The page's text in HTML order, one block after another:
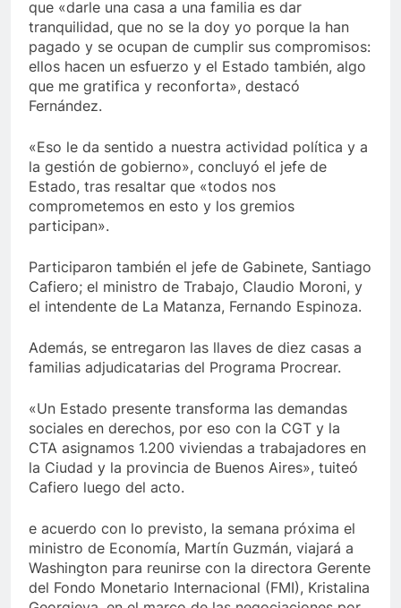
que «darle una casa a una familia es dar
tranquilidad, que no se la doy yo porque la han
pagado y se ocupan de cumplir sus compromisos:
ellos hacen un esfuerzo y el Estado también, algo
que me gratifica y reconforta», destacó
Fernández.
«Eso le da sentido a nuestra actividad política y a
la gestión de gobierno», concluyó el jefe de
Estado, tras resaltar que «todos nos
comprometemos en esto y los gremios
participan».
Participaron también el jefe de Gabinete, Santiago
Cafiero; el ministro de Trabajo, Claudio Moroni, y
el intendente de La Matanza, Fernando Espinoza.
Además, se entregaron las llaves de diez casas a
familias adjudicatarias del Programa Procrear.
«Un Estado presente transforma las demandas
sociales en derechos, por eso con la CGT y la
CTA asignamos 1.200 viviendas a trabajadores en
la Ciudad y la provincia de Buenos Aires», tuiteó
Cafiero luego del acto.
e acuerdo con lo previsto, la semana próxima el
ministro de Economía, Martín Guzmán, viajará a
Washington para reunirse con la directora Gerente
del Fondo Monetario Internacional (FMI), Kristalina